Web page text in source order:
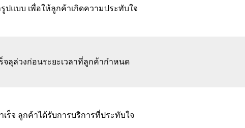
ปแบบ เพื่อให้ลูกค้าเกิดความประทับใจ
จลุล่วงก่อนระยะเวลาที่ลูกค้ากำหนด
ร็จ ลูกค้าได้รับการบริการที่ประทับใจ